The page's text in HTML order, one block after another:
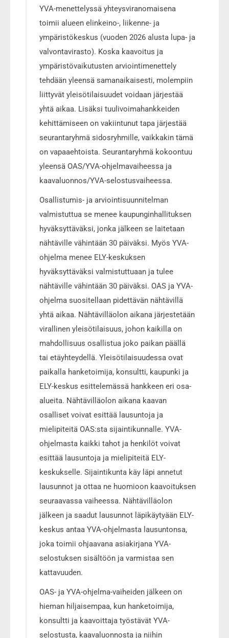
YVA-menettelyssä yhteysviranomaisena
toimii alueen elinkeino-, liikenne- ja
ympäristökeskus (vuoden 2026 alusta lupa- ja
valvontavirasto). Koska kaavoitus ja
ympäristövaikutusten arviointimenettely
tehdään yleensä samanaikaisesti, molempiin
liittyvät yleisötilaisuudet voidaan järjestää
yhtä aikaa. Lisäksi tuulivoimahankkeiden
kehittämiseen on vakiintunut tapa järjestää
seurantaryhmä sidosryhmille, vaikkakin tämä
on vapaaehtoista. Seurantaryhmä kokoontuu
yleensä OAS/YVA-ohjelmavaiheessa ja
kaavaluonnos/YVA-selostusvaiheessa.
Osallistumis- ja arviointisuunnitelman
valmistuttua se menee kaupunginhallituksen
hyväksyttäväksi, jonka jälkeen se laitetaan
nähtäville vähintään 30 päiväksi. Myös YVA-
ohjelma menee ELY-keskuksen
hyväksyttäväksi valmistuttuaan ja tulee
nähtäville vähintään 30 päiväksi. OAS ja YVA-
ohjelma suositellaan pidettävän nähtävillä
yhtä aikaa. Nähtävilläolon aikana järjestetään
virallinen yleisötilaisuus, johon kaikilla on
mahdollisuus osallistua joko paikan päällä
tai etäyhteydellä. Yleisötilaisuudessa ovat
paikalla hanketoimija, konsultti, kaupunki ja
ELY-keskus esittelemässä hankkeen eri osa-
alueita. Nähtävilläolon aikana kaavan
osalliset voivat esittää lausuntoja ja
mielipiteitä OAS:sta sijaintikunnalle. YVA-
ohjelmasta kaikki tahot ja henkilöt voivat
esittää lausuntoja ja mielipiteitä ELY-
keskukselle. Sijaintikunta käy läpi annetut
lausunnot ja ottaa ne huomioon kaavoituksen
seuraavassa vaiheessa. Nähtävilläolon
jälkeen ja saadut lausunnot läpikäytyään ELY-
keskus antaa YVA-ohjelmasta lausuntonsa,
joka toimii ohjaavana asiakirjana YVA-
selostuksen sisältöön ja varmistaa sen
kattavuuden.
OAS- ja YVA-ohjelma-vaiheiden jälkeen on
hieman hiljaisempaa, kun hanketoimija,
konsultti ja kaavoittaja työstävät YVA-
selostusta, kaavaluonnosta ja niihin